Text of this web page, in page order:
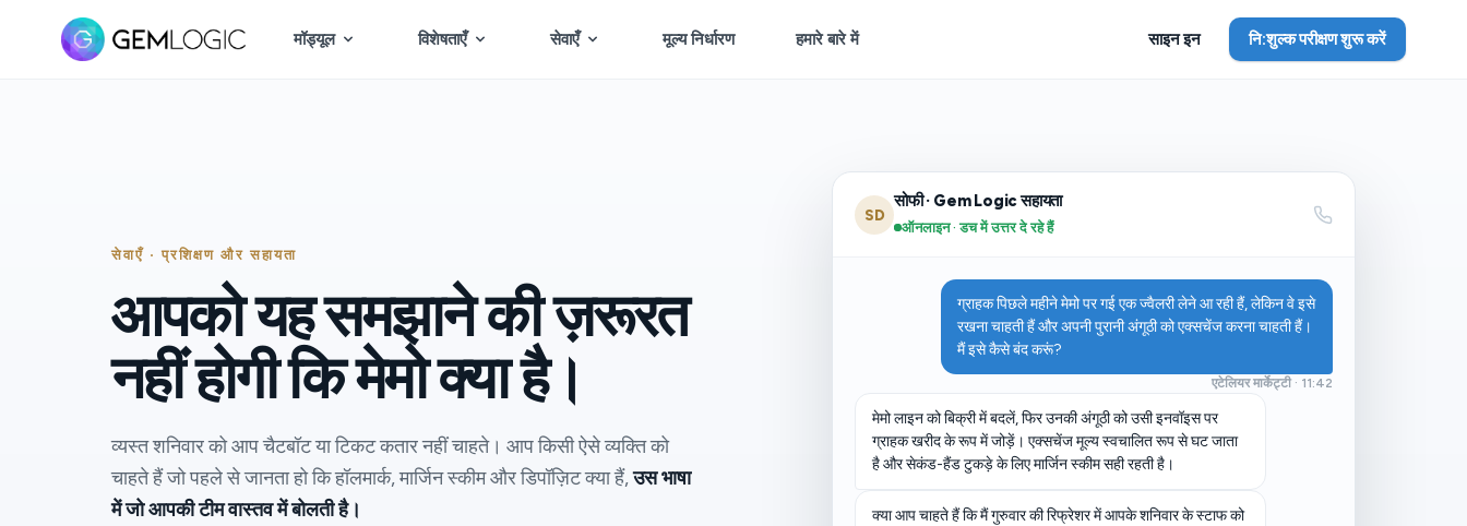
मॉड्यूल विशेषताएँ सेवाएँ मूल्य निर्धारण हमारे बारे में साइन इन नि:शुल्क परीक्षण शुरू करें
सेवाएँ · प्रशिक्षण और सहायता
आपको यह समझाने की ज़रूरत
नहीं होगी कि मेमो क्या है।
व्यस्त शनिवार को आप चैटबॉट या टिकट कतार नहीं चाहते। आप किसी ऐसे व्यक्ति को
चाहते हैं जो पहले से जानता हो कि हॉलमार्क, मार्जिन स्कीम और डिपॉज़िट क्या हैं,उस भाषा
में जो आपकी टीम वास्तव में बोलती है।
SD
सोफी · Gem Logic सहायता
ऑनलाइन · डच में उत्तर दे रहे हैं
ग्राहक पिछले महीने मेमो पर गई एक ज्वैलरी लेने आ रही हैं, लेकिन वे इसे
रखना चाहती हैं और अपनी पुरानी अंगूठी को एक्सचेंज करना चाहती हैं।
मैं इसे कैसे बंद करूं?
एटेलियर मार्केट्टी · 11:42
मेमो लाइन को बिक्री में बदलें, फिर उनकी अंगूठी को उसी इनवॉइस पर
ग्राहक खरीद के रूप में जोड़ें। एक्सचेंज मूल्य स्वचालित रूप से घट जाता
है और सेकंड-हैंड टुकड़े के लिए मार्जिन स्कीम सही रहती है।
क्या आप चाहते हैं कि मैं गुरुवार की रिफ्रेशर में आपके शनिवार के स्टाफ को